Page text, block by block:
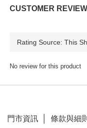
CUSTOMER
No review for this product
門市資訊 條款與細則